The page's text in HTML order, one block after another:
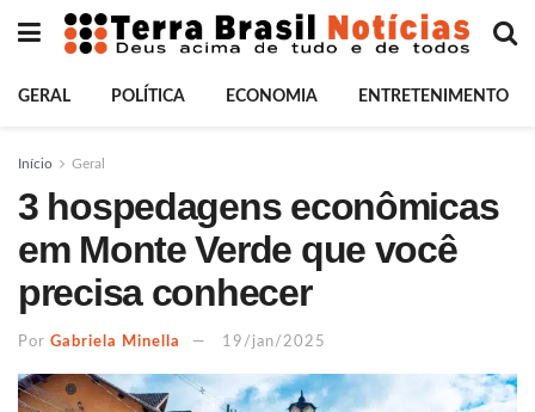
GERAL POLÍTICA ECONOMIA ENTRETENIMENTO
Início Geral
3 hospedagens econômicas
em Monte Verde que você
precisa conhecer
Por Gabriela Minella 19/jan/2025